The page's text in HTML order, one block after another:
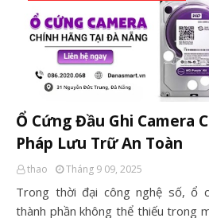
Ổ Cứng Đầu Ghi Camera
Pháp Lưu Trữ An Toàn
thao Tháng 9 09, 2025
Trong thời đại công nghệ số, ổ
thành phần không thể thiếu trong